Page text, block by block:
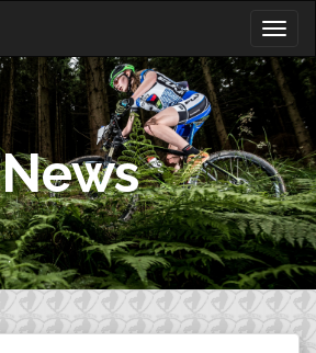
News